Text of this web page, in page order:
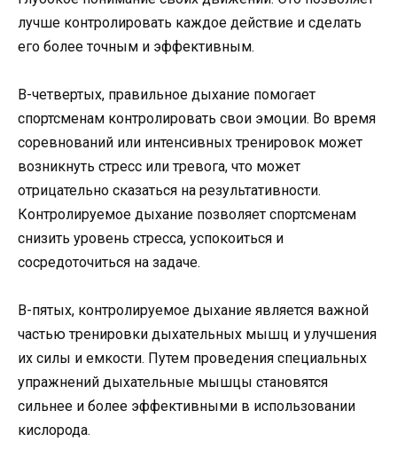
лучше контролировать каждое действие и сделать
его более точным и эффективным.
В-четвертых, правильное дыхание помогает
спортсменам контролировать свои эмоции. Во время
соревнований или интенсивных тренировок может
возникнуть стресс или тревога, что может
отрицательно сказаться на результативности.
Контролируемое дыхание позволяет спортсменам
снизить уровень стресса, успокоиться и
сосредоточиться на задаче.
В-пятых, контролируемое дыхание является важной
частью тренировки дыхательных мышц и улучшения
их силы и емкости. Путем проведения специальных
упражнений дыхательные мышцы становятся
сильнее и более эффективными в использовании
кислорода.